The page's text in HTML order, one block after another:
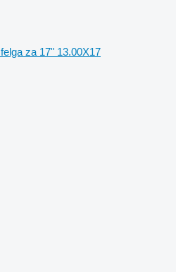
felga za 17" 13.00X17